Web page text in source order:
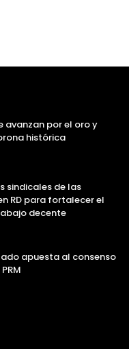
avanzan por el oro y
histórica
sindicales de las
RD para fortalecer el
decente
apuesta al consenso